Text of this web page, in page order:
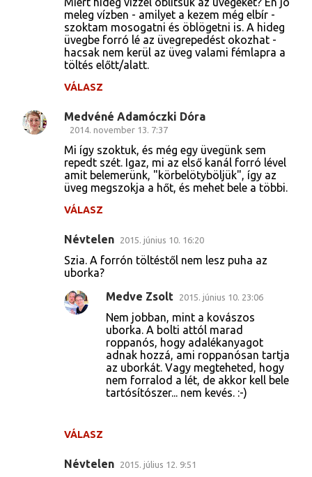
meleg vízben - amilyet a kezem még elbír -
szoktam mosogatni és öblögetni is. A hideg
üvegbe forró lé az üvegrepedést okozhat -
hacsak nem kerül az üveg valami fémlapra a
töltés előtt/alatt.
VÁLASZ
Medvéné Adamóczki Dóra
2014. november 13. 7:37
Mi így szoktuk, és még egy üvegünk sem
repedt szét. Igaz, mi az első kanál forró lével
amit belemerünk, "körbelötyböljük", így az
üveg megszokja a hőt, és mehet bele a többi.
VÁLASZ
Névtelen 2015. június 10. 16:20
Szia. A forrón töltéstől nem lesz puha az
uborka?
VÁLASZ
Medve Zsolt 2015. június 10. 23:06
Nem jobban, mint a kovászos
uborka. A bolti attól marad
roppanós, hogy adalékanyagot
adnak hozzá, ami roppanósan tartja
az uborkát. Vagy megteheted, hogy
nem forralod a lét, de akkor kell bele
tartósítószer... nem kevés. :-)
Névtelen 2015. július 12. 9:51